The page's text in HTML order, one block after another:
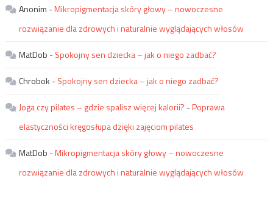
Anonim -Mikropigmentacja skóry głowy – nowoczesne
rozwiązanie dla zdrowych i naturalnie wyglądających włosów
MatDob -Spokojny sen dziecka – jak o niego zadbać?
Chrobok -Spokojny sen dziecka – jak o niego zadbać?
Joga czy pilates – gdzie spalisz więcej kalorii? -Poprawa
elastyczności kręgosłupa dzięki zajęciom pilates
MatDob -Mikropigmentacja skóry głowy – nowoczesne
rozwiązanie dla zdrowych i naturalnie wyglądających włosów